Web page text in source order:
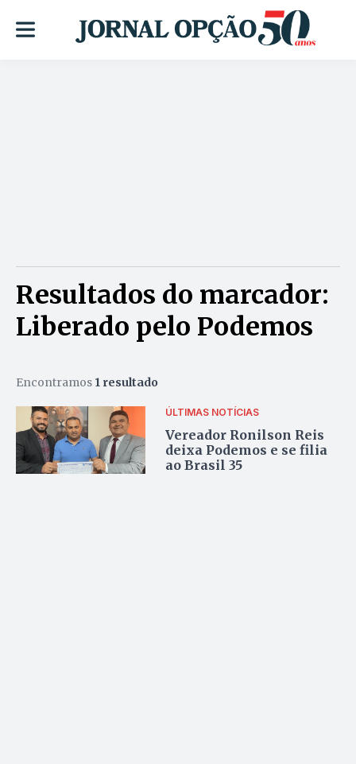
Resultados do marcador:
Liberado pelo Podemos
Encontramos 1 resultado
ÚLTIMAS NOTÍCIAS
Vereador Ronilson Reis
deixa Podemos e se filia
ao Brasil 35